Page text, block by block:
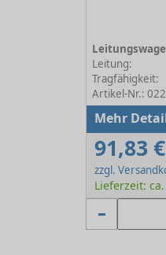
Leitung:
Tragfähigkeit:
Artikel-Nr.:
Mehr
91,83 €
zzgl.
Lieferzeit: